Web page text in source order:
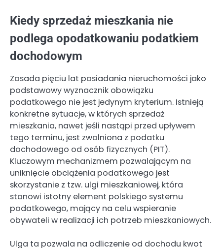
Kiedy sprzedaż mieszkania nie
podlega opodatkowaniu podatkiem
dochodowym
Zasada pięciu lat posiadania nieruchomości jako
podstawowy wyznacznik obowiązku
podatkowego nie jest jedynym kryterium. Istnieją
konkretne sytuacje, w których sprzedaż
mieszkania, nawet jeśli nastąpi przed upływem
tego terminu, jest zwolniona z podatku
dochodowego od osób fizycznych (PIT).
Kluczowym mechanizmem pozwalającym na
uniknięcie obciążenia podatkowego jest
skorzystanie z tzw. ulgi mieszkaniowej, która
stanowi istotny element polskiego systemu
podatkowego, mający na celu wspieranie
obywateli w realizacji ich potrzeb mieszkaniowych.
Ulga ta pozwala na odliczenie od dochodu kwot